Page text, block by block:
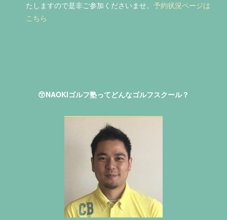
たしますので是非ご参加くださいませ。 予約状況ページは
こちら
😙NAOKIゴルフ塾ってどんなゴルフスクール？